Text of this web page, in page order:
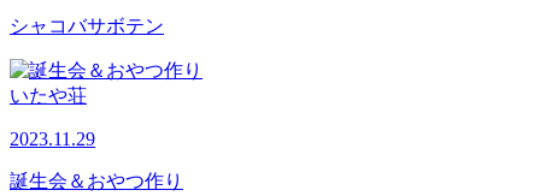
シャコバサボテン
いたや荘
2023.11.29
誕生会＆おやつ作り